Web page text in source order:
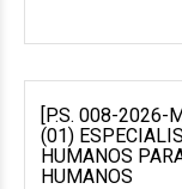
[P.S. 008-2026-
(01)
HUMANOS
HUMANOS